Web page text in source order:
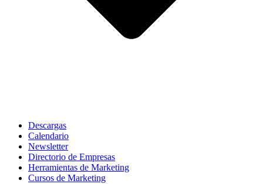
Descargas
Calendario
Newsletter
Directorio de Empresas
Herramientas de Marketing
Cursos de Marketing